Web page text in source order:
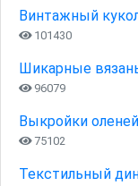
Винтажный
101430
Шикарные
96079
Выкройки
75102
Текстильный